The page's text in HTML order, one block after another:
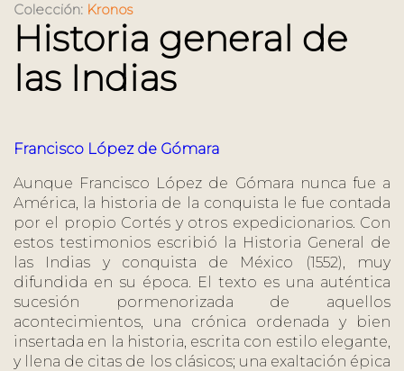
Colección: Kronos
Historia general de
las Indias
Francisco López de Gómara
Aunque Francisco López de Gómara nunca fue a
América, la historia de la conquista le fue contada
por el propio Cortés y otros expedicionarios. Con
estos testimonios escribió la Historia General de
las Indias y conquista de México (1552), muy
difundida en su época. El texto es una auténtica
sucesión pormenorizada de aquellos
acontecimientos, una crónica ordenada y bien
insertada en la historia, escrita con estilo elegante,
y llena de citas de los clásicos; una exaltación épica